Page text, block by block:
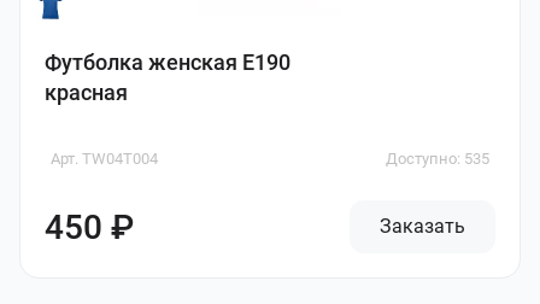
Футболка женская E190
красная
Арт. TW04T004 Доступно: 535
450 ₽ Заказать